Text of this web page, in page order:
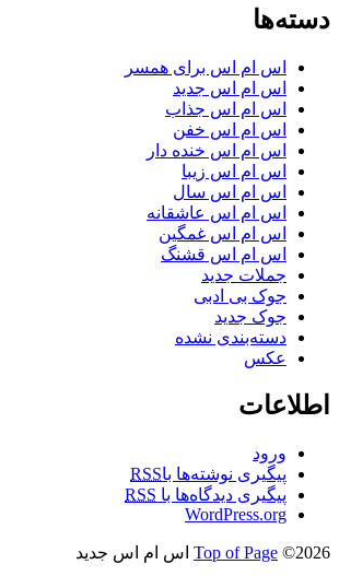
دسته‌ها
اس ام اس برای همسر
اس ام اس جدید
اس ام اس جذاب
اس ام اس خفن
اس ام اس خنده دار
اس ام اس زیبا
اس ام اس سال
اس ام اس عاشقانه
اس ام اس غمگین
اس ام اس قشنگ
جملات جدید
جوک بی ادبی
جوک جدید
دسته‌بندی نشده
عکس
اطلاعات
ورود
پیگیری نوشته‌ها باRSS
پیگیری دیدگاه‌ها با RSS
WordPress.org
Top of Page ©2026 اس ام اس جدید